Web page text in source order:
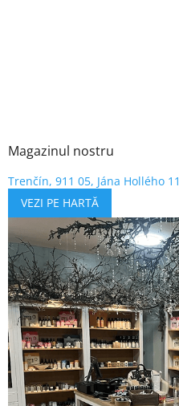
Magazinul nostru
Trenčín, 911 05, Jána Hollého 11
VEZI PE HARTĂ